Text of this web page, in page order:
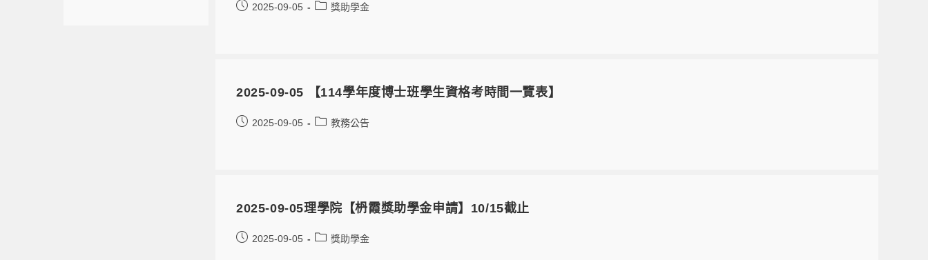
2025-09-05 獎助學金
2025-09-05 【114學年度博士班學生資格考時間一覽表】
2025-09-05 教務公告
2025-09-05理學院【枬霞獎助學金申請】10/15截止
2025-09-05 獎助學金